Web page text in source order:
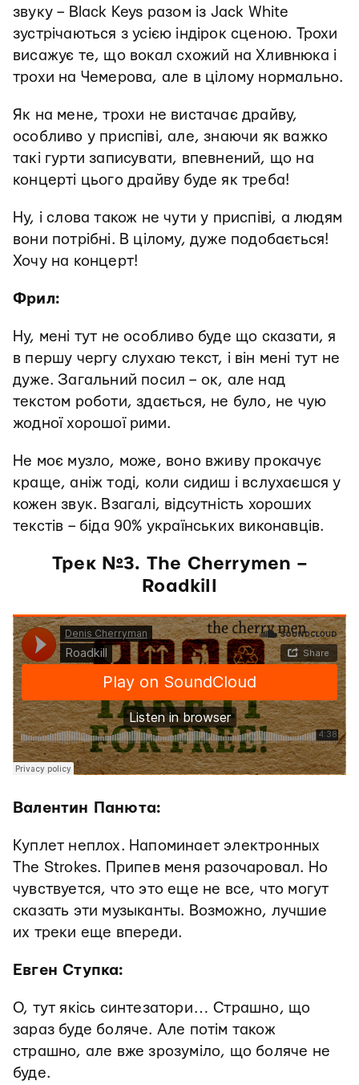
звуку – Black Keys разом із Jack White
зустрічаються з усією індірок сценою. Трохи
висажує те, що вокал схожий на Хливнюка і
трохи на Чемерова, але в цілому нормально.
Як на мене, трохи не вистачає драйву,
особливо у приспіві, але, знаючи як важко
такі гурти записувати, впевнений, що на
концерті цього драйву буде як треба!
Ну, і слова також не чути у приспіві, а людям
вони потрібні. В цілому, дуже подобається!
Хочу на концерт!
Фрил:
Ну, мені тут не особливо буде що сказати, я
в першу чергу слухаю текст, і він мені тут не
дуже. Загальний посил – ок, але над
текстом роботи, здається, не було, не чую
жодної хорошої рими.
Не моє музло, може, воно вживу прокачує
краще, аніж тоді, коли сидиш і вслухаєшся у
кожен звук. Взагалі, відсутність хороших
текстів – біда 90% українських виконавців.
Трек №3. The Cherrymen –
Roadkill
Валентин Панюта:
Куплет неплох. Напоминает электронных
The Strokes. Припев меня разочаровал. Но
чувствуется, что это еще не все, что могут
сказать эти музыканты. Возможно, лучшие
их треки еще впереди.
Евген Ступка:
О, тут якісь синтезатори… Страшно, що
зараз буде боляче. Але потім також
страшно, але вже зрозуміло, що боляче не
буде.